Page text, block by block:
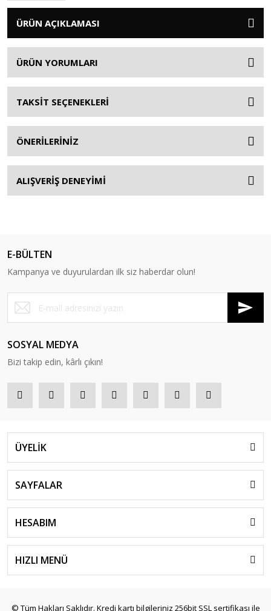
ÜRÜN AÇIKLAMASI
ÜRÜN YORUMLARI
TAKSİT SEÇENEKLERİ
ÖNERİLERİNİZ
ALIŞVERİŞ DENEYİMİ
E-BÜLTEN
Kampanya ve duyurulardan ilk siz haberdar olun!
SOSYAL MEDYA
Bizi takip edin, kârlı çıkın!
ÜYELİK
SAYFALAR
HESABIM
HIZLI MENÜ
© Tüm Hakları Saklıdır. Kredi kartı bilgileriniz 256bit SSL sertifikası ile